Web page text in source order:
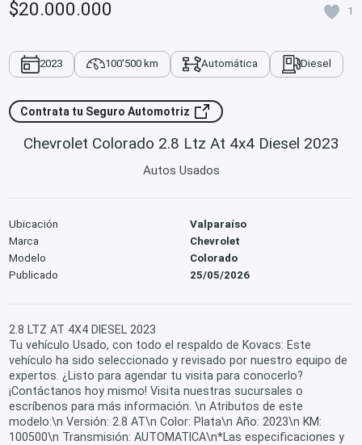
$20.000.000 1
2023 100'500 km Automática Diesel
Contrata tu Seguro Automotriz
Chevrolet Colorado 2.8 Ltz At 4x4 Diesel 2023
Autos Usados
Ubicación
Valparaíso
Marca
Chevrolet
Modelo
Colorado
Publicado
25/05/2026
2.8 LTZ AT 4X4 DIESEL 2023
Tu vehículo Usado, con todo el respaldo de Kovacs: Este
vehículo ha sido seleccionado y revisado por nuestro equipo de
expertos. ¿Listo para agendar tu visita para conocerlo?
¡Contáctanos hoy mismo! Visita nuestras sucursales o
escríbenos para más información. \n Atributos de este
modelo:\n Versión: 2.8 AT\n Color: Plata\n Año: 2023\n KM:
100500\n Transmisión: AUTOMATICA\n*Las especificaciones y